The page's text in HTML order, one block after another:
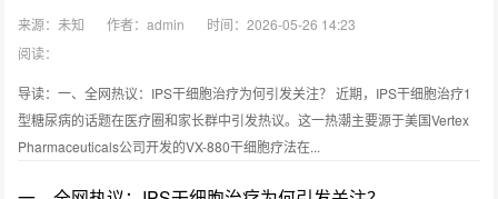
来源：未知 作者：admin
时间：2026-05-26 14:23
阅读：
导读：一、全网热议：IPS干细胞治疗为何引发关注？ 近期，IPS干细胞治疗1
型糖尿病的话题在医疗圈和家长群中引发热议。这一热潮主要源于美国Vertex
Pharmaceuticals公司开发的VX-880干细胞疗法在...